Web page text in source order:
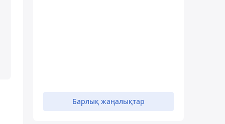
Барлық жаңалықтар